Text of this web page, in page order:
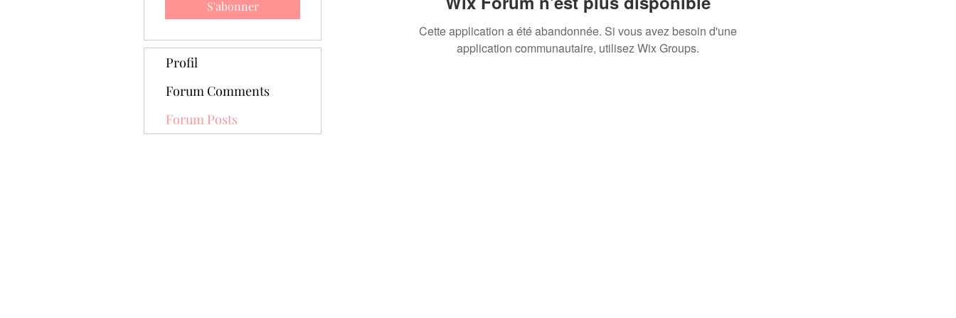
Cette application a été abandonnée. Si vous avez besoin d'une
application communautaire, utilisez Wix Groups.
S'abonner
Profil
Forum Comments
Forum Posts